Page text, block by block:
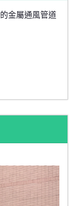
的金屬通風管道